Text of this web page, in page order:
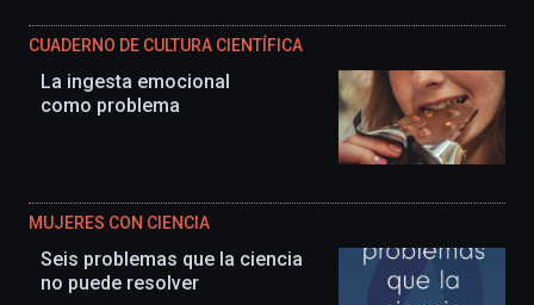
CUADERNO DE CULTURA CIENTÍFICA
La ingesta emocional
como problema
MUJERES CON CIENCIA
Seis problemas que la ciencia
no puede resolver